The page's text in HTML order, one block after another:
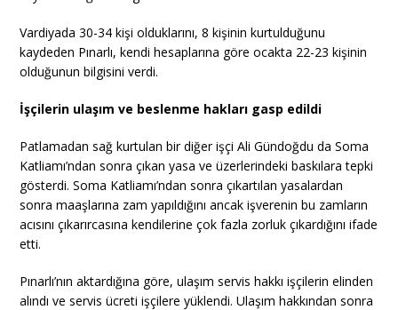
Vardiyada 30-34 kişi olduklarını, 8 kişinin kurtulduğunu
kaydeden Pınarlı, kendi hesaplarına göre ocakta 22-23 kişinin
olduğunun bilgisini verdi.
İşçilerin ulaşım ve beslenme hakları gasp edildi
Patlamadan sağ kurtulan bir diğer işçi Ali Gündoğdu da Soma
Katliamı’ndan sonra çıkan yasa ve üzerlerindeki baskılara tepki
gösterdi. Soma Katliamı’ndan sonra çıkartılan yasalardan
sonra maaşlarına zam yapıldığını ancak işverenin bu zamların
acısını çıkarırcasına kendilerine çok fazla zorluk çıkardığını ifade
etti.
Pınarlı’nın aktardığına göre, ulaşım servis hakkı işçilerin elinden
alındı ve servis ücreti işçilere yüklendi. Ulaşım hakkından sonra